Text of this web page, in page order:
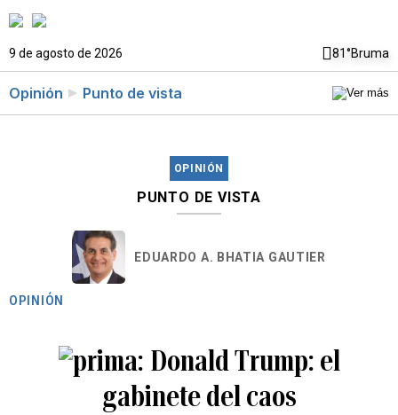
9 de agosto de 2026 81°Bruma
Opinión Punto de vista
OPINIÓN
PUNTO DE VISTA
EDUARDO A. BHATIA GAUTIER
OPINIÓN
Donald Trump: el
gabinete del caos